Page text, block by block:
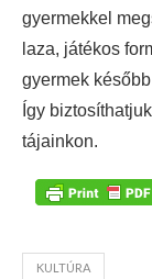
gyermekkel
laza, játékos
gyermek
Így
tájainkon.
KULTÚRA